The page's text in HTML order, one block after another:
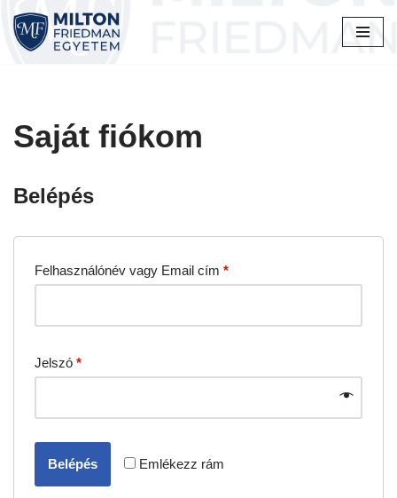
Skip
Saját fiókom
Belépés
Felhasználónév vagy Email cím *
Jelszó *
Emlékezz rám
Belépés